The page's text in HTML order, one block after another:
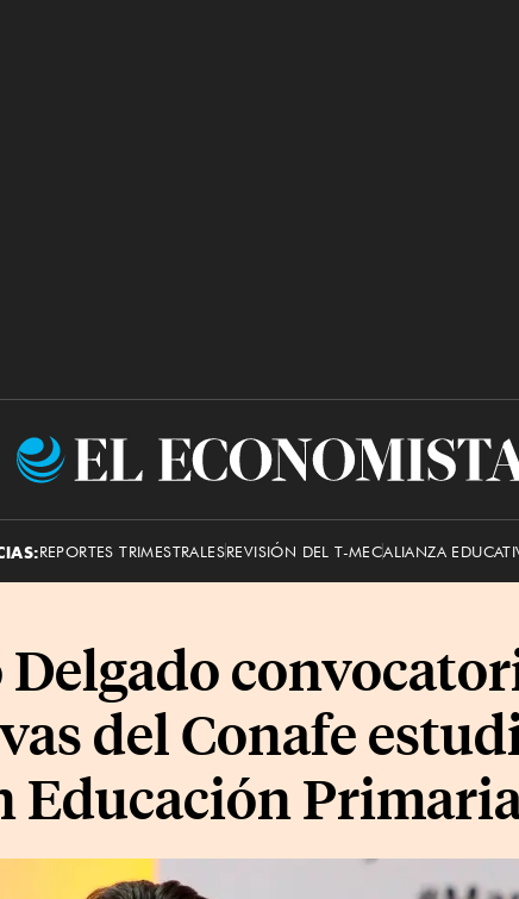
El
REPORTES TRIMESTRALESREVISIÓN DEL T-MECALIANZA
del Conafe
Educación